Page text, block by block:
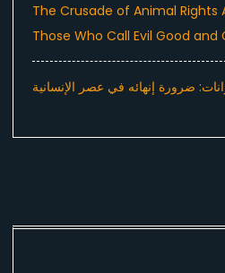
The Crusade of Animal Rights
Those Who Call Evil Good and
ضرورة إنهائه في عصر الإنسانية